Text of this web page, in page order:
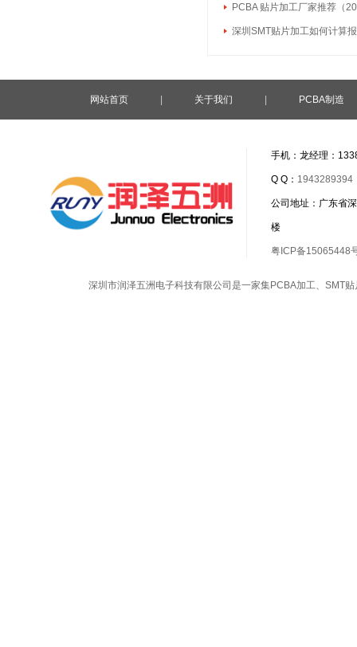
PCBA 贴片加工厂家推荐（
深圳SMT贴片加工如何计算
网站首页 关于我们 PCBA制造
手机：龙经理：
Q Q： 1943289394
公司地址：广东省
楼
粤ICP备15065448
深圳市润泽五洲电子科技有限公司是一家集PCBA加工、 SMT贴